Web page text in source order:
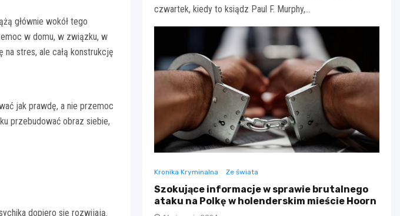
głównie wokół tego
w domu, w związku, w
stres, ale całą konstrukcję
jak prawdę, a nie przemoc
przebudować obraz siebie,
dopiero się rozwijają.
czwartek, kiedy to ksiądz Paul F. Murphy,…
Kronika Kryminalna Ze świata
Szokujące informacje w sprawie brutalnego
ataku na Polkę w holenderskim mieście Hoorn